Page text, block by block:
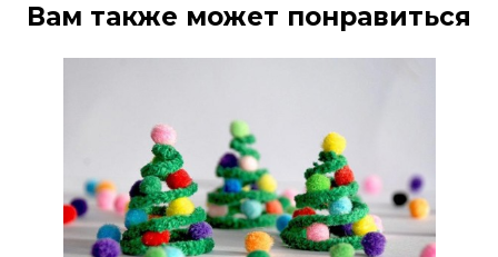
Вам также может понравиться